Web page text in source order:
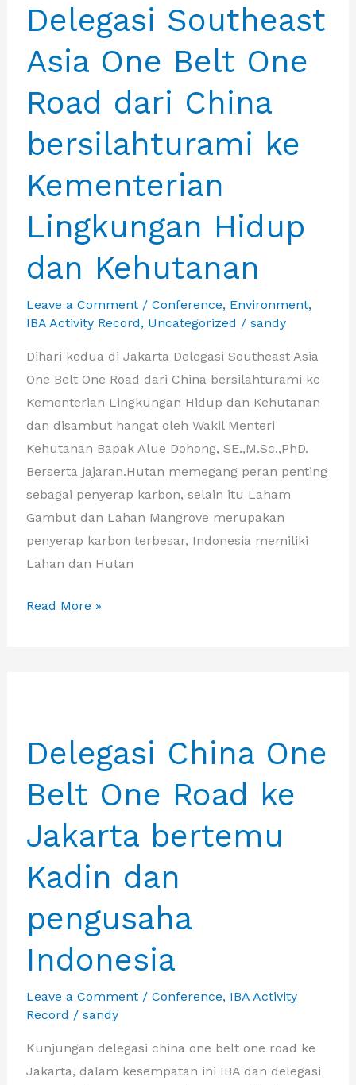
Road
dari
China
hangat
kementerian
Investasi
Delegasi Southeast
Asia One Belt One
Road dari China
bersilahturami ke
Kementerian
Lingkungan Hidup
dan Kehutanan
Leave a Comment / Conference, Environment,
IBA Activity Record, Uncategorized / sandy
Dihari kedua di Jakarta Delegasi Southeast Asia
One Belt One Road dari China bersilahturami ke
Kementerian Lingkungan Hidup dan Kehutanan
dan disambut hangat oleh Wakil Menteri
Kehutanan Bapak Alue Dohong, SE.,M.Sc.,PhD.
Berserta jajaran.Hutan memegang peran penting
sebagai penyerap karbon, selain itu Laham
Gambut dan Lahan Mangrove merupakan
penyerap karbon terbesar, Indonesia memiliki
Lahan dan Hutan
Delegasi
Road
dari
China
ke
Lingkungan
dan
Kehutanan
Read More »
Delegasi China One
Belt One Road ke
Jakarta bertemu
Kadin dan
pengusaha
Indonesia
Leave a Comment / Conference, IBA Activity
Record / sandy
Kunjungan delegasi china one belt one road ke
Jakarta, dalam kesempatan ini IBA dan delegasi